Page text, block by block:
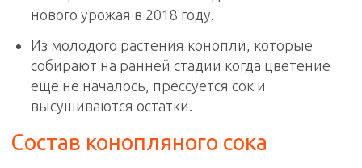
нового урожая в 2018 году.
Из молодого растения конопли, которые
собирают на ранней стадии когда цветение
еще не началось, прессуется сок и
высушиваются остатки.
Состав конопляного сока